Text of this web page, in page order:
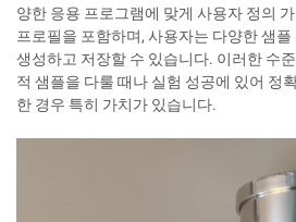
양한 응용 프로그램에 맞게 사용자 정의
프로필을 포함하며, 사용자는 다양한 샘
생성하고 저장할 수 있습니다. 이러한 수
적 샘플을 다룰 때나 실험 성공에 있어 정
한 경우 특히 가치가 있습니다.